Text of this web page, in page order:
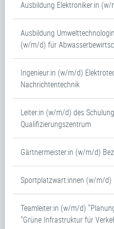
Ausbildung Elektroniker:in
Ausbildung
(w/m/d) für
Ingenieur:in (w/m/d)
Nachrichtentechnik
Leiter:in (w/m/d) des
Qualifizierungszentrum
Gärtnermeister:in (w/m/d)
Sportplatzwart:innen (w/m/d)
Teamleiter:in (w/m/d)
"Grüne Infrastruktur für